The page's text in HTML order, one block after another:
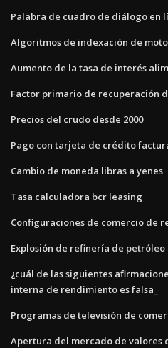
Palabra de cuadro de diálogo en
Algoritmos de indexación de
Aumento de la tasa de interés
Factor primario de recuperación
Precios del crudo desde 2000
Pago con tarjeta de crédito
Cambio de moneda libras a yenes
Tasa calculadora bcr leasing
Configuraciones de comercio de
Explosión de refinería de
¿cuál de las siguientes
interna de rendimiento es falsa_
Programas de televisión de
Apertura del mercado de valores